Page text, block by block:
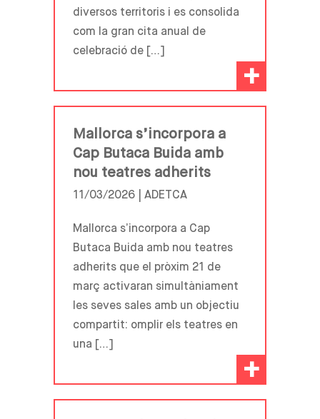
diversos territoris i es consolida
com la gran cita anual de
celebració de […]
+
Mallorca s’incorpora a
Cap Butaca Buida amb
nou teatres adherits
11/03/2026 | ADETCA
Mallorca s’incorpora a Cap
Butaca Buida amb nou teatres
adherits que el pròxim 21 de
març activaran simultàniament
les seves sales amb un objectiu
compartit: omplir els teatres en
una […]
+